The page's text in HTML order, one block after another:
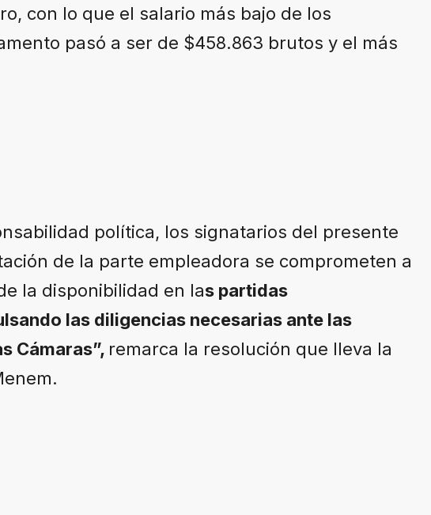
con lo que el salario más bajo de los
pasó a ser de $458.863 brutos y el más
política, los signatarios del presente
de la parte empleadora se comprometen a
la disponibilidad en las partidas
las diligencias necesarias ante las
Cámaras”, remarca la resolución que lleva la